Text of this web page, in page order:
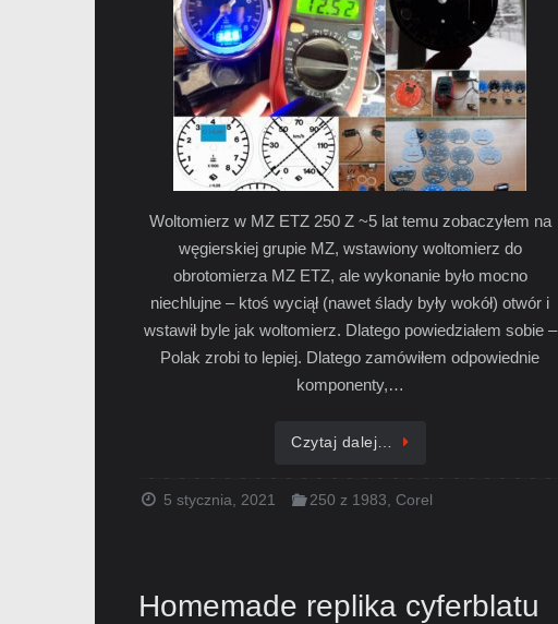
Woltomierz w MZ ETZ 250 Z ~5 lat temu zobaczyłem na
węgierskiej grupie MZ, wstawiony woltomierz do
obrotomierza MZ ETZ, ale wykonanie było mocno
niechlujne – ktoś wyciął (nawet ślady były wokół) otwór i
wstawił byle jak woltomierz. Dlatego powiedziałem sobie –
Polak zrobi to lepiej. Dlatego zamówiłem odpowiednie
komponenty,…
Czytaj dalej…
5 stycznia, 2021 250 z 1983 Corel
Homemade replika cyferblatu